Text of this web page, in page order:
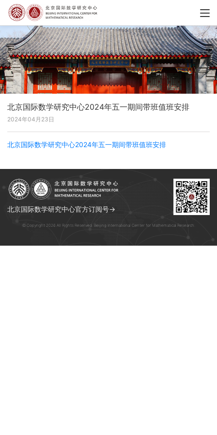
北京国际数学研究中心2024年五一期间带班值班安排
2024年04月23日
北京国际数学研究中心2024年五一期间带班值班安排
北京国际数学研究中心官方订阅号→
© Copyright 2026 All Rights Reserved. Beijing International Center for Mathematical Research.